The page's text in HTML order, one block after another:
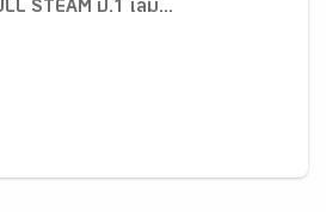
STEAM ป.1 เล่ม...